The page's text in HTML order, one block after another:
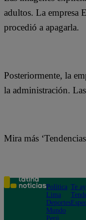
adultos. La empresa
procedió a apagarla.
Posteriormente, la
la administración.
Mira más
Política
Lima
Deportes
Mundo
Perú
Te